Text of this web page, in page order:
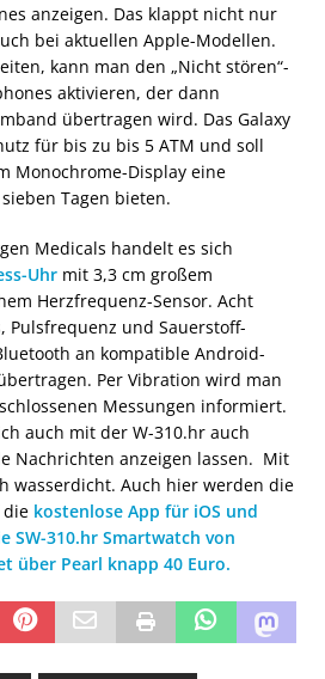
anzeigen. Das klappt nicht nur
bei aktuellen Apple-Modellen.
kann man den „Nicht stören“-
aktivieren, der dann
übertragen wird. Das Galaxy
für bis zu bis 5 ATM und soll
Monochrome-Display eine
Tagen bieten.
Medicals handelt es sich
Uhr mit 3,3 cm großem
Herzfrequenz-Sensor. Acht
Pulsfrequenz und Sauerstoff-
an kompatible Android-
Per Vibration wird man
Messungen informiert.
auch mit der W-310.hr auch
Nachrichten anzeigen lassen. Mit
wasserdicht. Auch hier werden die
die kostenlose App für iOS und
SW-310.hr Smartwatch von
über Pearl knapp 40 Euro.